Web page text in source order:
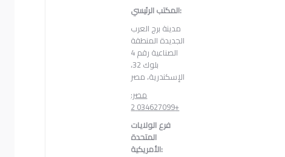
المكتب الرئيسي:
مدينة برج العرب
الجديدة المنطقة
الصناعية رقم 4
بلوك 32،
الإسكندرية، مصر
مصر:
034627099 2+
فرع الولايات
المتحدة
الأمريكية: